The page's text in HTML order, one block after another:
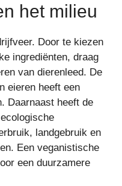
het milieu
Door te kiezen
ingrediënten, draag
van dierenleed. De
eieren heeft een
Daarnaast heeft de
landgebruik en
Een veganistische
een duurzamere